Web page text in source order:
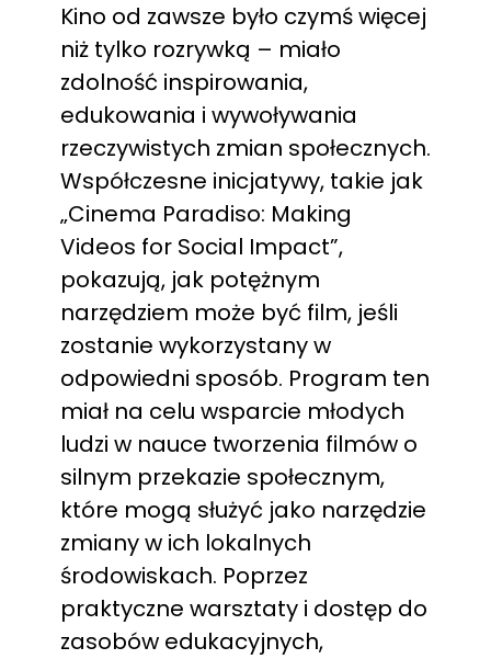
Kino od zawsze było czymś więcej
niż tylko rozrywką – miało
zdolność inspirowania,
edukowania i wywoływania
rzeczywistych zmian społecznych.
Współczesne inicjatywy, takie jak
„Cinema Paradiso: Making
Videos for Social Impact”,
pokazują, jak potężnym
narzędziem może być film, jeśli
zostanie wykorzystany w
odpowiedni sposób. Program ten
miał na celu wsparcie młodych
ludzi w nauce tworzenia filmów o
silnym przekazie społecznym,
które mogą służyć jako narzędzie
zmiany w ich lokalnych
środowiskach. Poprzez
praktyczne warsztaty i dostęp do
zasobów edukacyjnych,